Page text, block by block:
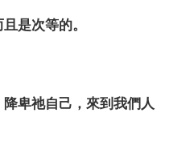
是次等的。
卑祂自己，來到我們人